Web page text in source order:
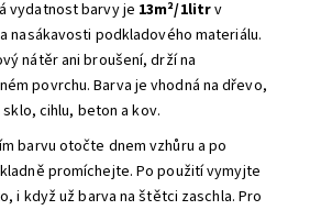
vydatnost barvy je 13m²/1litrv
nasákavosti podkladového materiálu.
nátěr ani broušení, drží na
povrchu. Barva je vhodná na dřevo,
cihlu, beton a kov.
barvu otočte dnem vzhůru a po
promíchejte. Po použití vymyjte
i když už barva na štětci zaschla. Pro